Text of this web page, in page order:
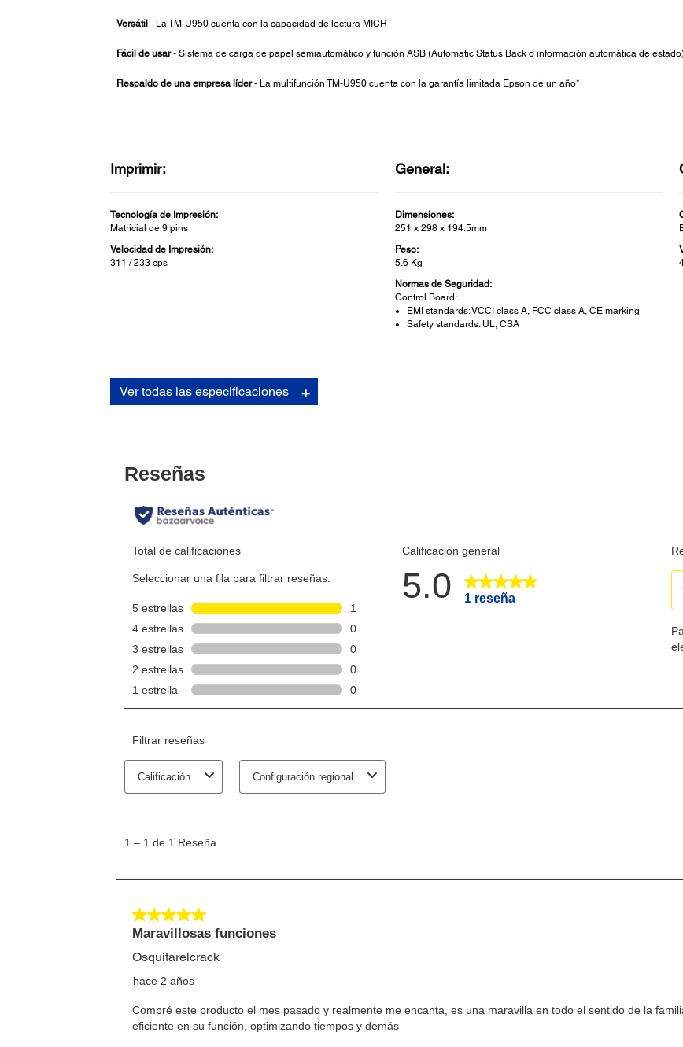
Versátil- La TM-U950 cuenta con la capacidad de lectura MICR
Fácil de usar- Sistema de carga de papel semiautomático y función ASB (Automatic Status Back o información automática de
Respaldo de una empresa líder- La multifunción TM-U950 cuenta con la garantía limitada Epson de un año*
Imprimir:
Tecnología de Impresión:
Matricial de 9 pins
Velocidad de Impresión:
311 / 233 cps
General:
Dimensiones:
251 x 298 x 194.5mm
Peso:
5.6 Kg
Normas de Seguridad:
Control Board:
EMI standards: VCCI class A, FCC class A, CE marking
Safety standards: UL, CSA
Tamaño del carácter:
Fuentes:
Conjunto de caracteres:
Detalles del POS:
Confiabilidad:
MTBF: 18 x 104 horas
D.K.D.:
2 Drivers
384 KB can be used to store graphic files
Auto Cutter, MICR
Energía:
Ver todas las especificaciones